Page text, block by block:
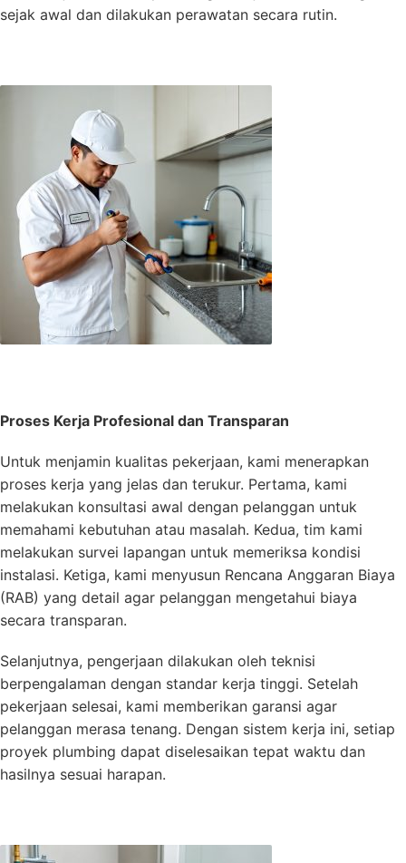
sejak awal dan dilakukan perawatan secara rutin.
Proses Kerja Profesional dan Transparan
Untuk menjamin kualitas pekerjaan, kami menerapkan
proses kerja yang jelas dan terukur. Pertama, kami
melakukan konsultasi awal dengan pelanggan untuk
memahami kebutuhan atau masalah. Kedua, tim kami
melakukan survei lapangan untuk memeriksa kondisi
instalasi. Ketiga, kami menyusun Rencana Anggaran Biaya
(RAB) yang detail agar pelanggan mengetahui biaya
secara transparan.
Selanjutnya, pengerjaan dilakukan oleh teknisi
berpengalaman dengan standar kerja tinggi. Setelah
pekerjaan selesai, kami memberikan garansi agar
pelanggan merasa tenang. Dengan sistem kerja ini, setiap
proyek plumbing dapat diselesaikan tepat waktu dan
hasilnya sesuai harapan.